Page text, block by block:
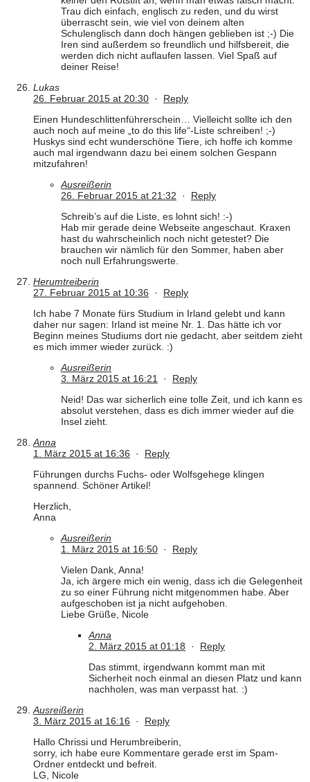
Trau dich einfach, englisch zu reden, und du wirst
überrascht sein, wie viel von deinem alten
Schulenglisch dann doch hängen geblieben ist ;-) Die
Iren sind außerdem so freundlich und hilfsbereit, die
werden dich nicht auflaufen lassen. Viel Spaß auf
deiner Reise!
Lukas
26. Februar 2015 at 20:30 · Reply
Einen Hundeschlittenführerschein… Vielleicht sollte ich den
auch noch auf meine „to do this life“-Liste schreiben! ;-)
Huskys sind echt wunderschöne Tiere, ich hoffe ich komme
auch mal irgendwann dazu bei einem solchen Gespann
mitzufahren!
Ausreißerin
26. Februar 2015 at 21:32 · Reply
Schreib’s auf die Liste, es lohnt sich! :-)
Hab mir gerade deine Webseite angeschaut. Kraxen
hast du wahrscheinlich noch nicht getestet? Die
brauchen wir nämlich für den Sommer, haben aber
noch null Erfahrungswerte.
Herumtreiberin
27. Februar 2015 at 10:36 · Reply
Ich habe 7 Monate fürs Studium in Irland gelebt und kann
daher nur sagen: Irland ist meine Nr. 1. Das hätte ich vor
Beginn meines Studiums dort nie gedacht, aber seitdem zieht
es mich immer wieder zurück. :)
Ausreißerin
3. März 2015 at 16:21 · Reply
Neid! Das war sicherlich eine tolle Zeit, und ich kann es
absolut verstehen, dass es dich immer wieder auf die
Insel zieht.
Anna
1. März 2015 at 16:36 · Reply
Führungen durchs Fuchs- oder Wolfsgehege klingen
spannend. Schöner Artikel!
Herzlich,
Anna
Ausreißerin
1. März 2015 at 16:50 · Reply
Vielen Dank, Anna!
Ja, ich ärgere mich ein wenig, dass ich die Gelegenheit
zu so einer Führung nicht mitgenommen habe. Aber
aufgeschoben ist ja nicht aufgehoben.
Liebe Grüße, Nicole
Anna
2. März 2015 at 01:18 · Reply
Das stimmt, irgendwann kommt man mit
Sicherheit noch einmal an diesen Platz und kann
nachholen, was man verpasst hat. :)
Ausreißerin
3. März 2015 at 16:16 · Reply
Hallo Chrissi und Herumbreiberin,
sorry, ich habe eure Kommentare gerade erst im Spam-
Ordner entdeckt und befreit.
LG, Nicole